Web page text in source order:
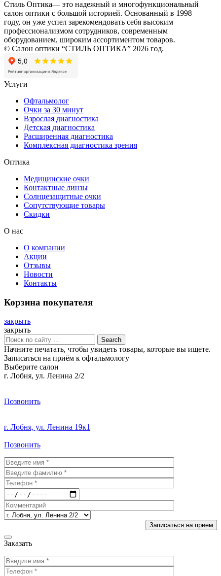
Стиль Оптика— это надежный и многофункциональный
салон оптики с большой историей. Основанный в 1998
году, он уже успел зарекомендовать себя высоким
профессионализмом сотрудников, современным
оборудованием, широким ассортиментом товаров.
© Салон оптики “СТИЛЬ ОПТИКА” 2026 год.
Услуги
Офтальмолог
Очки за 30 минут
Взрослая диагностика
Детская диагностика
Расширенная диагностика
Комплексная диагностика зрения
Оптика
Медицинские очки
Контактные линзы
Солнцезащитные очки
Сопутствующие товары
Скидки
О нас
О компании
Акции
Отзывы
Новости
Контакты
Корзина покупателя
закрыть
закрыть
Search
Начните печатать, чтобы увидеть товары, которые вы ищете.
Записаться на приём к офтальмологу
Выберите салон
г. Лобня, ул. Ленина 2/2
Позвонить
г. Лобня, ул. Ленина 19к1
Позвонить
Заказать